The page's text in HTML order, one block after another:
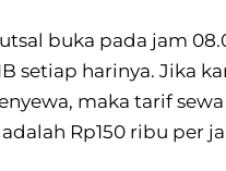
buka pada jam
setiap harinya. Jika
maka tarif
Rp150 ribu per